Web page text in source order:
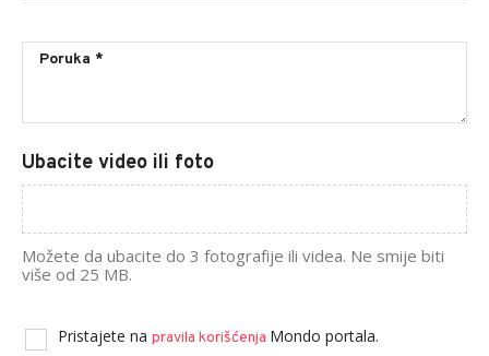
Ubacite video ili foto
Možete da ubacite do 3 fotografije ili videa. Ne smije biti
više od 25 MB.
Pristajete na pravila korišćenja Mondo portala.